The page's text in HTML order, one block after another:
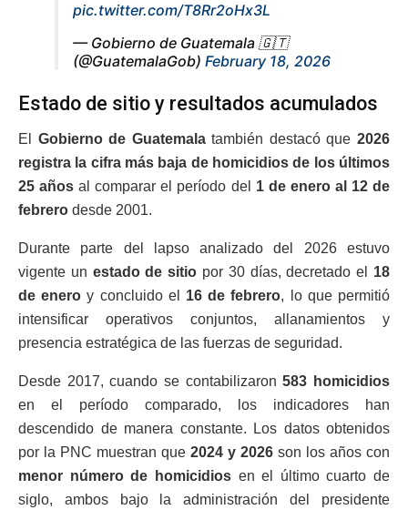
pic.twitter.com/T8Rr2oHx3L
— Gobierno de Guatemala 🇬🇹
(@GuatemalaGob) February 18, 2026
Estado de sitio y resultados acumulados
El Gobierno de Guatemalatambién destacó que2026
registra la cifra más baja de homicidios de los últimos
25 años al comparar el período del 1 de enero al 12 de
febrero desde 2001.
Durante parte del lapso analizado del 2026 estuvo
vigente un estado de sitio por 30 días, decretado el 18
de enero y concluido el 16 de febrero, lo que permitió
intensificar operativos conjuntos, allanamientos y
presencia estratégica de las fuerzas de seguridad.
Desde 2017, cuando se contabilizaron583 homicidios
en el período comparado, los indicadores han
descendido de manera constante. Los datos obtenidos
por la PNC muestran que 2024 y 2026 son los años con
menor número de homicidiosen el último cuarto de
siglo, ambos bajo la administración del presidente